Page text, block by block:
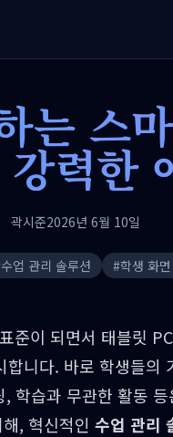
는 스
력한
곽시준2026년 6월 10일
수업 관리 솔루션 #학생 화
준이 되면서 태블릿
니다. 바로 학생들의
학습과 무관한 활동
, 혁신적인 수업 관리